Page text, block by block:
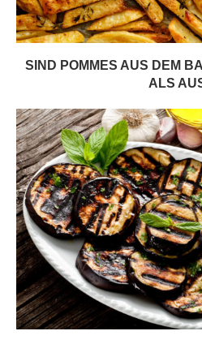
SIND POMMES AUS DEM
ALS